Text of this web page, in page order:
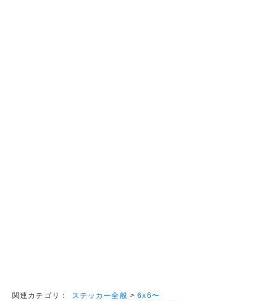
関連カテゴリ： ステッカー全般 >6x6〜